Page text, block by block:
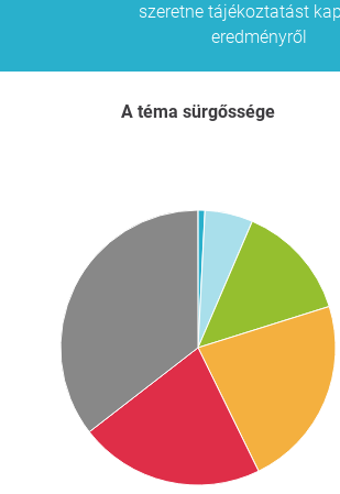
szeretne tájékoztatást
eredményről
A téma sürgőssége